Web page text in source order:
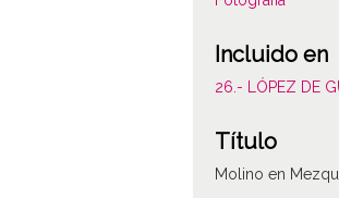
Incluido en
26.- LÓPEZ DE
Título
Molino en